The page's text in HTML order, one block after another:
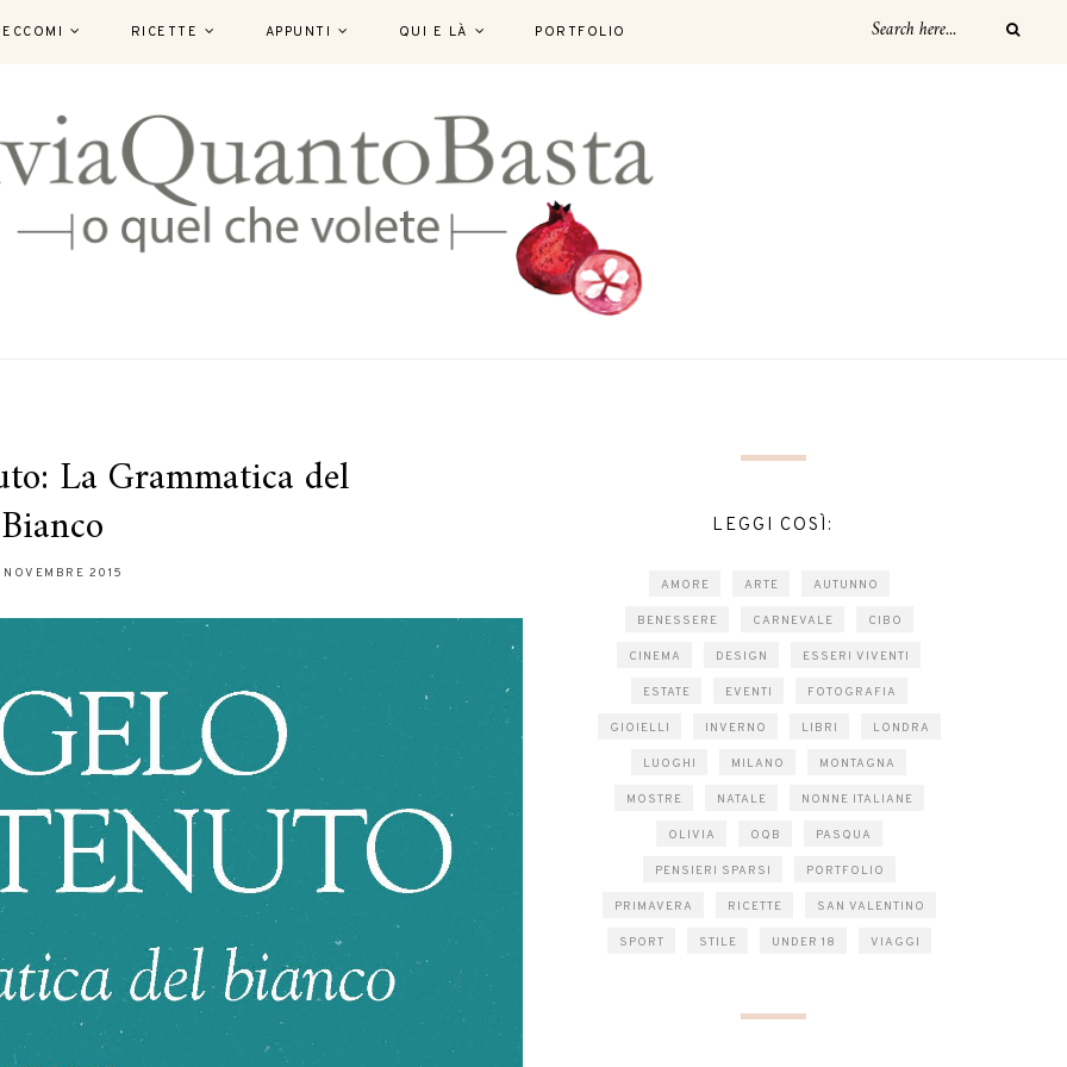
ECCOMI RICETTE APPUNTI QUI E LÀ PORTFOLIO
La Grammatica del
Bianco
2015
LEGGI COSÌ:
AMORE ARTE AUTUNNO
BENESSERE CARNEVALE CIBO
CINEMA DESIGN ESSERI VIVENTI
ESTATE EVENTI FOTOGRAFIA
GIOIELLI INVERNO LIBRI LONDRA
LUOGHI MILANO MONTAGNA
MOSTRE NATALE NONNE ITALIANE
OLIVIA OQB PASQUA
PENSIERI SPARSI PORTFOLIO
PRIMAVERA RICETTE SAN VALENTINO
SPORT STILE UNDER 18 VIAGGI